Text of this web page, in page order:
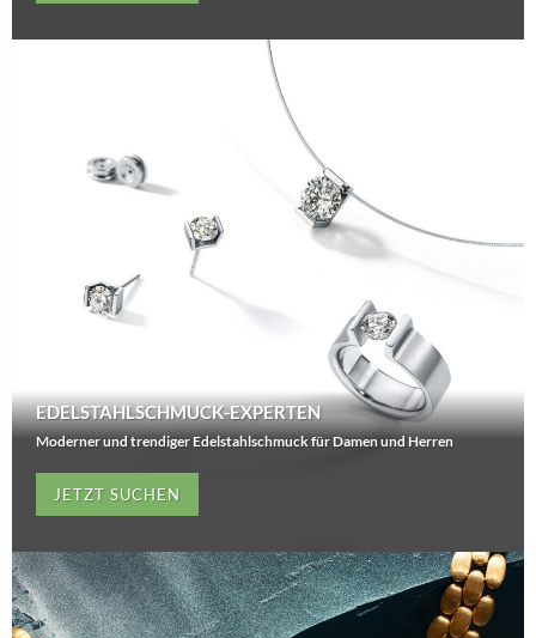
EDELSTAHLSCHMUCK-EXPERTEN
Moderner und trendiger Edelstahlschmuck für Damen und Herren
JETZT SUCHEN